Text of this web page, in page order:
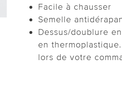
Facile à chausser
Semelle
Dessus/doublure
en
lors de votre